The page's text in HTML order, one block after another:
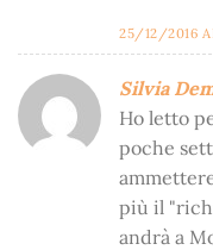
25/12/2016
Silvia
Ho letto
poche
più il
andrà a